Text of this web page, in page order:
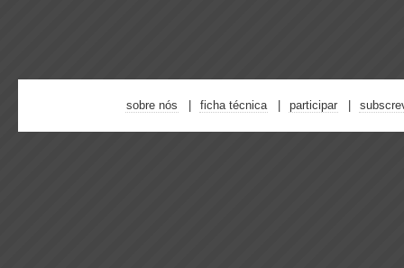
sobre nós ficha técnica participar